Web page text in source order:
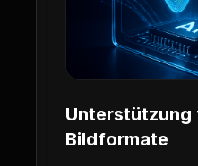
Unterstützung
Bildformate